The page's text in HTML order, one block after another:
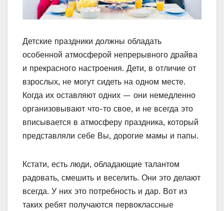
Детские праздники должны обладать
особенной атмосферой непрерывного драйва
и прекрасного настроения. Дети, в отличие от
взрослых, не могут сидеть на одном месте.
Когда их оставляют одних — они немедленно
организовывают что-то свое, и не всегда это
вписывается в атмосферу праздника, который
представляли себе Вы, дорогие мамы и папы.
Кстати, есть люди, обладающие талантом
радовать, смешить и веселить. Они это делают
всегда. У них это потребность и дар. Вот из
таких ребят получаются первоклассные